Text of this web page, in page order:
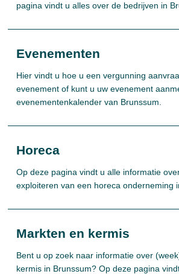
pagina vindt u alles over de bedrijven in
Evenementen
Hier vindt u hoe u een vergunning
evenement of kunt u uw evenement
evenementenkalender van Brunssum.
Horeca
Op deze pagina vindt u alle informatie
exploiteren van een horeca onderneming
Markten en kermis
Bent u op zoek naar informatie over
kermis in Brunssum? Op deze pagina